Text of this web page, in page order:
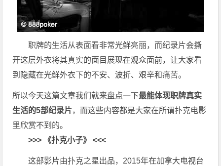
职牌的生活从表面看非常光鲜亮丽，而纪录片会撕
开这层外衣将其真实的面目展现在观众面前，让大家看
到隐藏在光鲜外衣下的不安、波折、艰辛和痛苦。
所以今天这篇文章我们就来盘点一下最能体现职牌真实
生活的5部纪录片，而这些内容都是大家在所谓扑克电影
里欣赏不到的。
>>> 《扑克小子》 <<<
这部影片由扑克之星出品，2015年在加拿大电视台